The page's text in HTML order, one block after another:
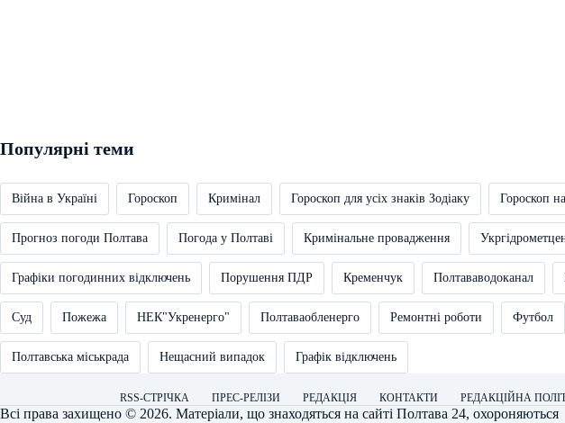
Популярні теми
Війна в Україні Гороскоп Кримінал Гороскоп для усіх знаків Зодіаку Гороскоп
Прогноз погоди Полтава Погода у Полтаві Кримінальне провадження
Графіки погодинних відключень Порушення ПДР Кременчук Полтававодоканал
Суд Пожежа НЕК"Укренерго" Полтаваобленерго Ремонтні роботи Футбол
Полтавська міськрада Нещасний випадок Графік відключень
RSS-СТРІЧКА ПРЕС-РЕЛІЗИ РЕДАКЦІЯ КОНТАКТИ РЕДАКЦІЙНА
Всі права захищено © 2026. Матеріали, що знаходяться на сайті Полтава 24, охороняються